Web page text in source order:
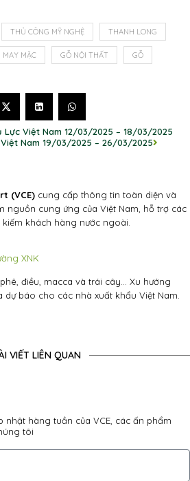
THỦ CÔNG MỸ NGHỆ THANH LONG
MAY MẶC GỖ NỘI THẤT GỖ
Lực Việt Nam 12/03/2025 – 18/03/2025
Nam 19/03/2025 – 26/03/2025
(VCE) cung cấp thông tin toàn diện và
nguồn cung ứng của Việt Nam, hỗ trợ các
khách hàng nước ngoài.
điều, macca và trái cây... Xu hướng
dự báo cho các nhà xuất khẩu Việt Nam.
VIẾT LIÊN QUAN
hàng tuần của VCE, các ấn phẩm
tôi